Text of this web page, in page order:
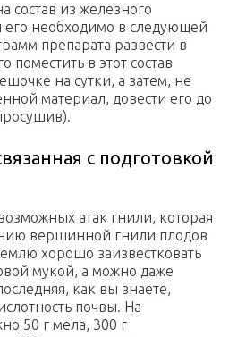
состав из железного
его необходимо в следующей
препарата развести в
поместить в этот состав
на сутки, а затем, не
материал, довести его до
с подготовкой
атак гнили, которая
вершинной гнили плодов
хорошо заизвестковать
мукой, а можно даже
как вы знаете,
почвы. На
50 г мела, 300 г